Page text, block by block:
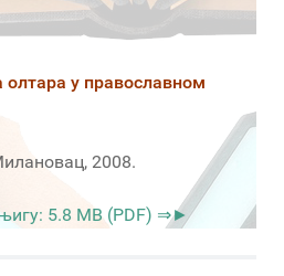
у православном
2008.
5.8 MB (PDF) ⇒►